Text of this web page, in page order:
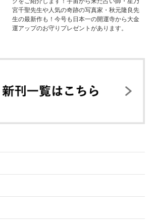
宮千聖先生や人気の奇跡の写真家・秋元隆良先
生の最新作も！今号も日本一の開運寺から大金
運アップのお守りプレゼントがあります。